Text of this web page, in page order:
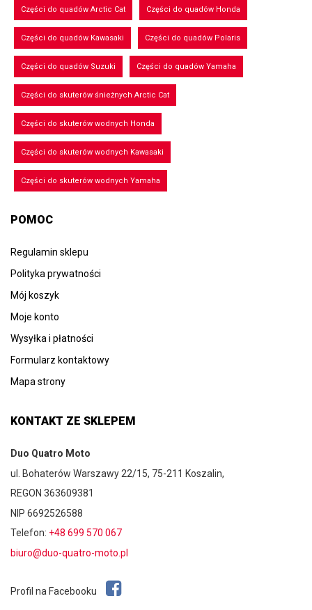
Części do quadów Arctic Cat Części do quadów Honda
Części do quadów Kawasaki Części do quadów Polaris
Części do quadów Suzuki Części do quadów Yamaha
Części do skuterów śnieżnych Arctic Cat
Części do skuterów wodnych Honda
Części do skuterów wodnych Kawasaki
Części do skuterów wodnych Yamaha
POMOC
Regulamin sklepu
Polityka prywatności
Mój koszyk
Moje konto
Wysyłka i płatności
Formularz kontaktowy
Mapa strony
KONTAKT ZE SKLEPEM
Duo Quatro Moto
ul. Bohaterów Warszawy 22/15, 75-211 Koszalin,
REGON 363609381
NIP 6692526588
Telefon: +48 699 570 067
biuro@duo-quatro-moto.pl
Profil na Facebooku